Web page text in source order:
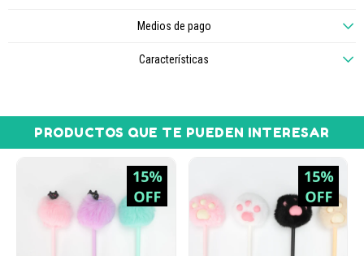
Medios de pago
Características
PRODUCTOS QUE TE PUEDEN INTERESAR